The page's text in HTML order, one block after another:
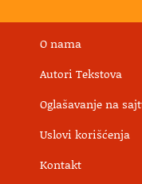
O nama
Autori Tekstova
Oglašavanje na
Uslovi korišćenja
Kontakt